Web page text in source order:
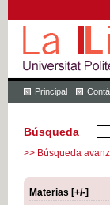
Principal
Búsqueda
>> Búsqueda
Materias [+/-]